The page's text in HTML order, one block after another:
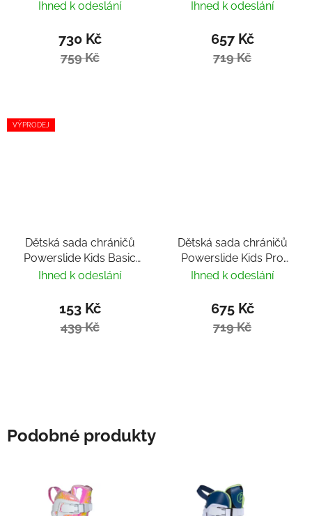
Ihned k odeslání
730 Kč
759 Kč
Girls
Ihned k odeslání
657 Kč
719 Kč
VÝPRODEJ
Dětská sada chráničů
Powerslide Kids Basic
Flower
Ihned k odeslání
153 Kč
439 Kč
Dětská sada chráničů
Powerslide Kids Pro
Boys
Ihned k odeslání
675 Kč
719 Kč
Podobné produkty